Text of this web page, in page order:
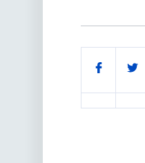
Поділитись